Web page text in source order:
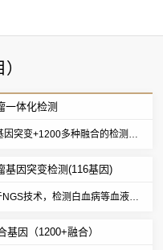
一体化检测
因突变+1200多种融合的检测，
指导
基因突变检测(116基因)
NGS技术，检测白血病等血液病
疗指导、预...
基因（1200+融合）